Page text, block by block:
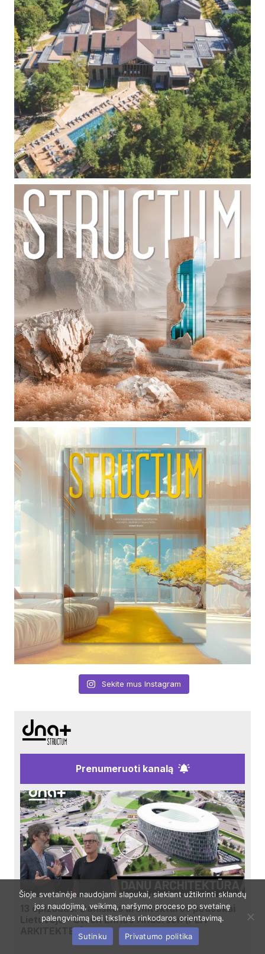
Sekite mus Instagram
Prenumeruoti kanalą
13 epizodas. Daniškos architektūros pėdsakai
Lietuvoje – Steen Enrico Andersen (PLH
ARKITEKTER)
Šioje svetainėje naudojami slapukai, siekiant užtikrinti sklandų
jos naudojimą, veikimą, naršymo proceso po svetainę
palengvinimą bei tikslinės rinkodaros orientavimą.
Sutinku
Privatumo politika